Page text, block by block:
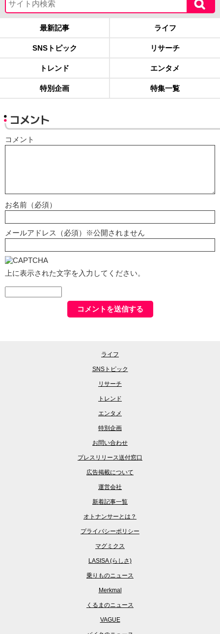
最新記事 ライフ
SNSトピック リサーチ
トレンド エンタメ
特別企画 特集一覧
コメント
コメント
お名前（必須）
メールアドレス（必須）※公開されません
上に表示された文字を入力してください。
ライフ
SNSトピック
リサーチ
トレンド
エンタメ
特別企画
お問い合わせ
プレスリリース送付窓口
広告掲載について
運営会社
新着記事一覧
オトナンサーとは？
プライバシーポリシー
マグミクス
LASISA (らしさ)
乗りものニュース
Merkmal
くるまのニュース
VAGUE